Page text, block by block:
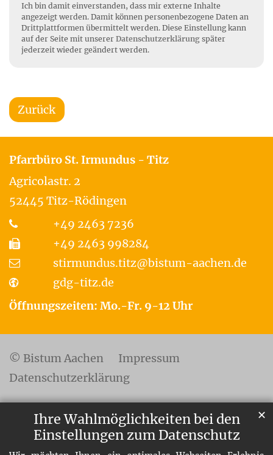
Ihre Wahlmöglichkeiten bei den
Einstellungen zum Datenschutz
✕
Ich bin damit einverstanden, dass mir externe Inhalte
angezeigt werden. Damit können personenbezogene Daten an
Drittplattformen übermittelt werden. Diese Einstellung kann
auf der Seite mit unserer Datenschutzerklärung später
jederzeit wieder geändert werden.
Zurück
Pfarrbüro St. Irmundus - Titz
Agricolastr. 2
52445 Titz-Rödingen
+49 2463 7236
+49 2463 998284
stirmundus.titz@bistum-aachen.de
gdg-titz.de
Öffnungszeiten: Mo.-Fr. 9-12 Uhr
© Bistum Aachen
Impressum
Datenschutzerklärung